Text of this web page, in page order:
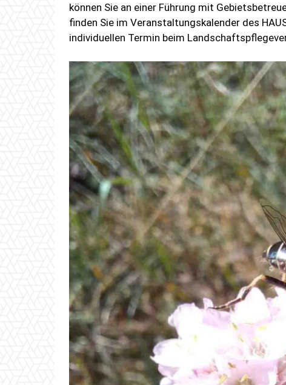
können Sie an einer Führung mit
finden Sie im Veranstaltungskalender des
individuellen Termin beim